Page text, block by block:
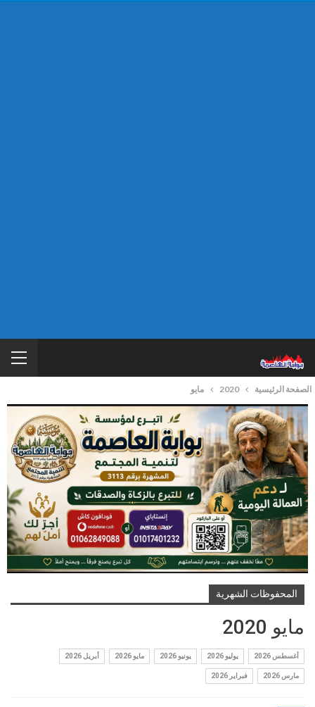
الصفحة الرئيسية 2020 مايو
المحفوظات الشهرية
مايو 2020
أغسطس 2026 يوليو 2026 يونيو 2026 مايو 2026 أبريل 2026
مارس 2026 فبراير 2026